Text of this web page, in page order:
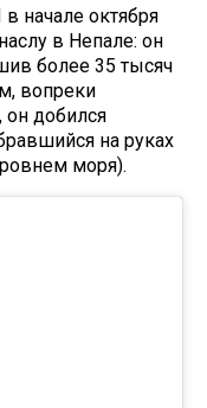
начале октября
в Непале: он
более 35 тысяч
вопреки
он добился
на руках
моря).